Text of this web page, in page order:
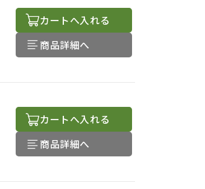
カートへ入れる
商品詳細へ
カートへ入れる
商品詳細へ